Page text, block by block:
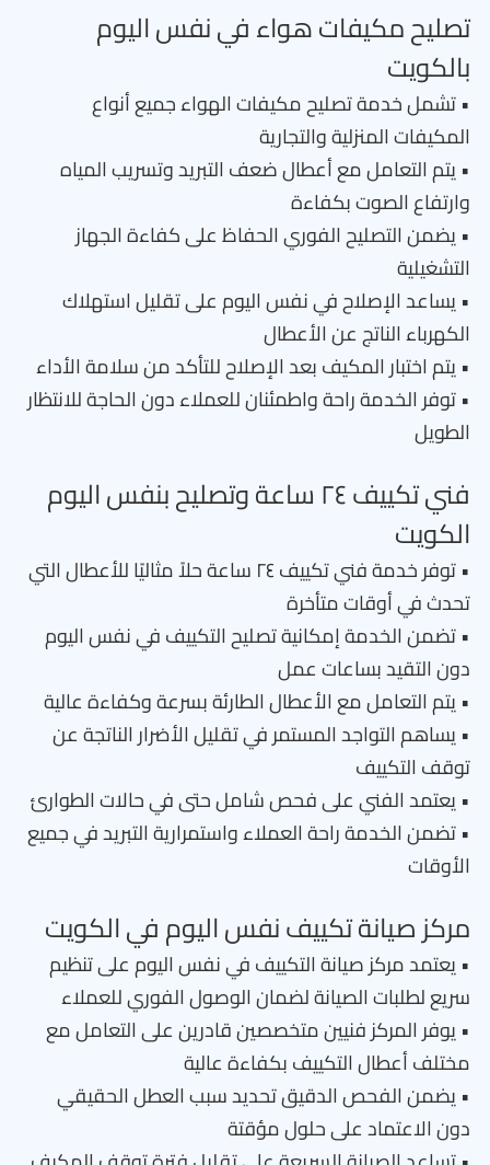
تصليح مكيفات هواء في نفس اليوم
بالكويت
• تشمل خدمة تصليح مكيفات الهواء جميع أنواع
المكيفات المنزلية والتجارية
• يتم التعامل مع أعطال ضعف التبريد وتسريب المياه
وارتفاع الصوت بكفاءة
• يضمن التصليح الفوري الحفاظ على كفاءة الجهاز
التشغيلية
• يساعد الإصلاح في نفس اليوم على تقليل استهلاك
الكهرباء الناتج عن الأعطال
• يتم اختبار المكيف بعد الإصلاح للتأكد من سلامة الأداء
• توفر الخدمة راحة واطمئنان للعملاء دون الحاجة للانتظار
الطويل
فني تكييف ٢٤ ساعة وتصليح بنفس اليوم
الكويت
• توفر خدمة فني تكييف ٢٤ ساعة حلاً مثاليًا للأعطال التي
تحدث في أوقات متأخرة
• تضمن الخدمة إمكانية تصليح التكييف في نفس اليوم
دون التقيد بساعات عمل
• يتم التعامل مع الأعطال الطارئة بسرعة وكفاءة عالية
• يساهم التواجد المستمر في تقليل الأضرار الناتجة عن
توقف التكييف
• يعتمد الفني على فحص شامل حتى في حالات الطوارئ
• تضمن الخدمة راحة العملاء واستمرارية التبريد في جميع
الأوقات
مركز صيانة تكييف نفس اليوم في الكويت
• يعتمد مركز صيانة التكييف في نفس اليوم على تنظيم
سريع لطلبات الصيانة لضمان الوصول الفوري للعملاء
• يوفر المركز فنيين متخصصين قادرين على التعامل مع
مختلف أعطال التكييف بكفاءة عالية
• يضمن الفحص الدقيق تحديد سبب العطل الحقيقي
دون الاعتماد على حلول مؤقتة